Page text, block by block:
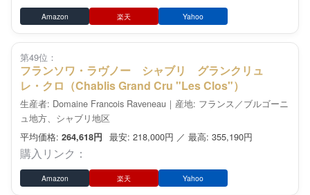
Amazon 楽天 Yahoo
第49位：
フランソワ・ラヴノー シャブリ グランクリュ
レ・クロ（Chablis Grand Cru "Les Clos"）
生産者: Domaine Francois Raveneau｜産地: フランス／ブルゴーニ
ュ地方、シャブリ地区
平均価格: 264,618円 最安: 218,000円 ／ 最高: 355,190円
購入リンク：
Amazon 楽天 Yahoo